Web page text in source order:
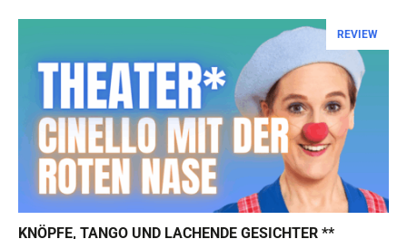
REVIEW
KNÖPFE, TANGO UND LACHENDE GESICHTER **